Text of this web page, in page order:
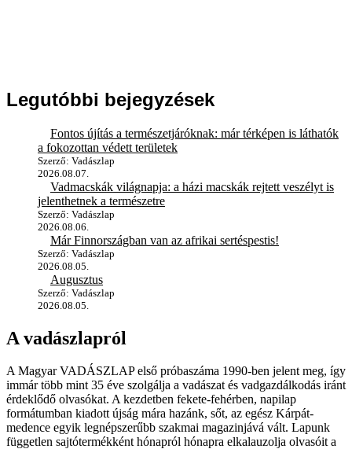
Legutóbbi bejegyzések
Fontos újítás a természetjáróknak: már térképen is láthatók
a fokozottan védett területek
Szerző: Vadászlap
2026.08.07.
Vadmacskák világnapja: a házi macskák rejtett veszélyt is
jelenthetnek a természetre
Szerző: Vadászlap
2026.08.06.
Már Finnországban van az afrikai sertéspestis!
Szerző: Vadászlap
2026.08.05.
Augusztus
Szerző: Vadászlap
2026.08.05.
A vadászlapról
A Magyar VADÁSZLAP első próbaszáma 1990-ben jelent meg, így
immár több mint 35 éve szolgálja a vadászat és vadgazdálkodás iránt
érdeklődő olvasókat. A kezdetben fekete-fehérben, napilap
formátumban kiadott újság mára hazánk, sőt, az egész Kárpát-
medence egyik legnépszerűbb szakmai magazinjává vált. Lapunk
független sajtótermékként hónapról hónapra elkalauzolja olvasóit a